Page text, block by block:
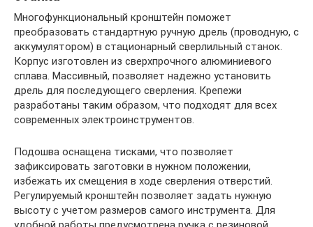
Многофункциональный кронштейн поможет
преобразовать стандартную ручную дрель (проводную, с
аккумулятором) в стационарный сверлильный станок.
Корпус изготовлен из сверхпрочного алюминиевого
сплава. Массивный, позволяет надежно установить
дрель для последующего сверления. Крепежи
разработаны таким образом, что подходят для всех
современных электроинструментов.
Подошва оснащена тисками, что позволяет
зафиксировать заготовки в нужном положении,
избежать их смещения в ходе сверления отверстий.
Регулируемый кронштейн позволяет задать нужную
высоту с учетом размеров самого инструмента. Для